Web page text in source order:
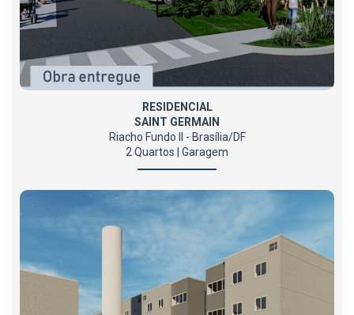
RESIDENCIAL
SAINT GERMAIN
Riacho Fundo II - Brasília/DF
2 Quartos | Garagem